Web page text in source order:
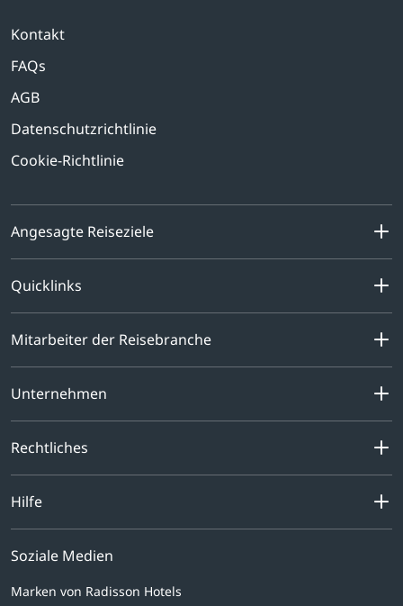
Kontakt
FAQs
AGB
Datenschutzrichtlinie
Cookie-Richtlinie
Angesagte Reiseziele
Quicklinks
Mitarbeiter der Reisebranche
Unternehmen
Rechtliches
Hilfe
Soziale Medien
Marken von Radisson Hotels